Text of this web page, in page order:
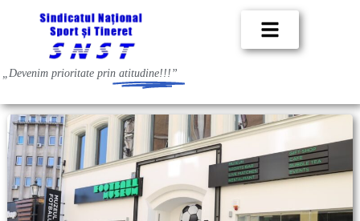
„Devenim prioritate prin atitudine!!!”